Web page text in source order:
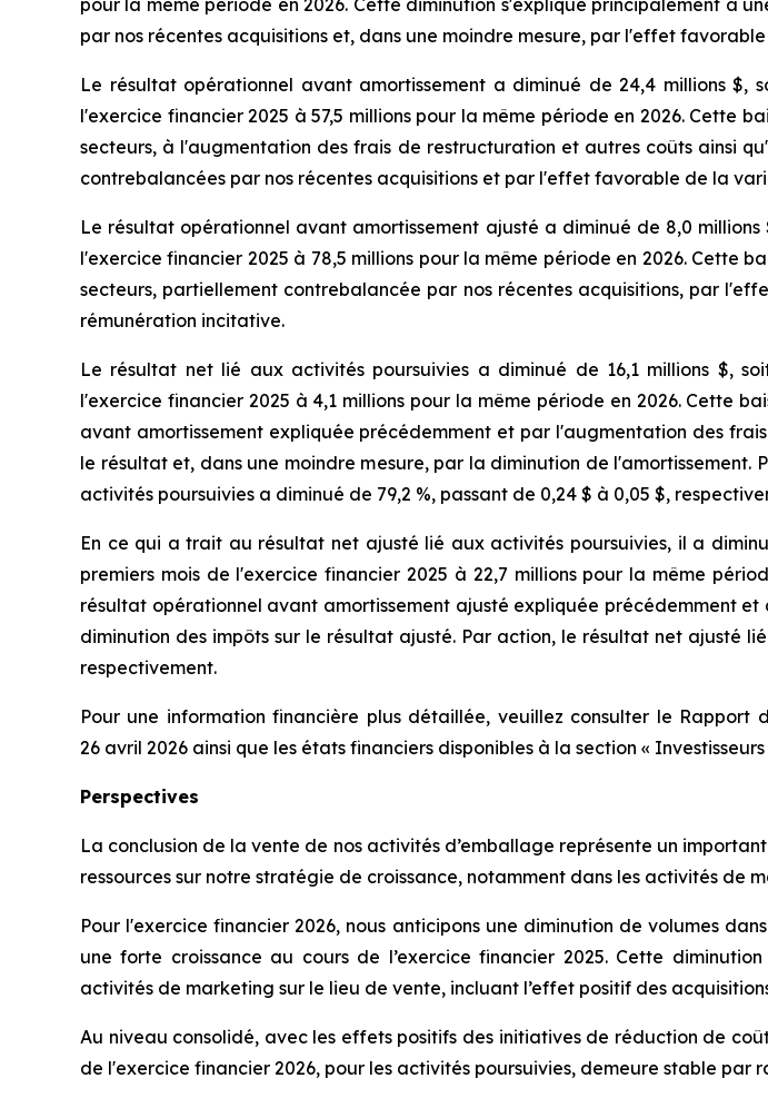
par nos récentes acquisitions et, dans une moindre mesure, par l'effet
Le résultat opérationnel avant amortissement a diminué de 24,4 millions $,
l'exercice financier 2025 à 57,5 millions pour la même période en 2026. Cette
secteurs, à l'augmentation des frais de restructuration et autres coûts ainsi
contrebalancées par nos récentes acquisitions et par l'effet favorable de la
Le résultat opérationnel avant amortissement ajusté a diminué de 8,0
l'exercice financier 2025 à 78,5 millions pour la même période en 2026. Cette
secteurs, partiellement contrebalancée par nos récentes acquisitions, par
rémunération incitative.
Le résultat net lié aux activités poursuivies a diminué de 16,1 millions $,
l'exercice financier 2025 à 4,1 millions pour la même période en 2026. Cette
avant amortissement expliquée précédemment et par l'augmentation des
le résultat et, dans une moindre mesure, par la diminution de
activités poursuivies a diminué de 79,2 %, passant de 0,24 $ à 0,05 $,
En ce qui a trait au résultat net ajusté lié aux activités poursuivies, il a
premiers mois de l'exercice financier 2025 à 22,7 millions pour la même
résultat opérationnel avant amortissement ajusté expliquée précédemment
diminution des impôts sur le résultat ajusté. Par action, le résultat net ajusté
respectivement.
Pour une information financière plus détaillée, veuillez consulter le Rapport
26 avril 2026 ainsi que les états financiers disponibles à la section «
Perspectives
La conclusion de la vente de nos activités d’emballage représente un
ressources sur notre stratégie de croissance, notamment dans les activités
Pour l'exercice financier 2026, nous anticipons une diminution de volumes
une forte croissance au cours de l’exercice financier 2025. Cette
activités de marketing sur le lieu de vente, incluant l’effet positif des
Au niveau consolidé, avec les effets positifs des initiatives de réduction de
de l'exercice financier 2026, pour les activités poursuivies, demeure stable par